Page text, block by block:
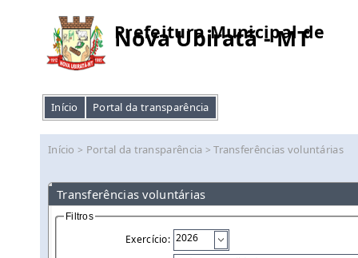
Prefeitura Municipal de
Nova Ubiratã - MT
Início Portal da transparência
Início > Portal da transparência >Transferências voluntárias
Transferências voluntárias
Filtros
Exercício: